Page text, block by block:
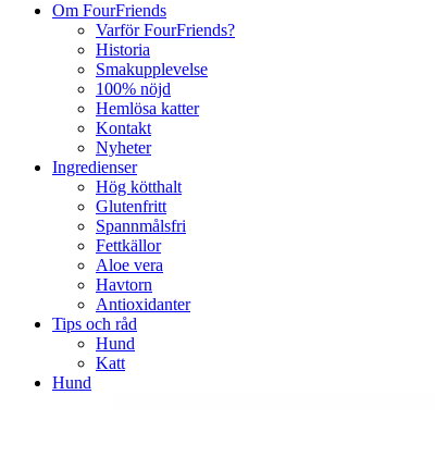
Om FourFriends
Varför FourFriends?
Historia
Smakupplevelse
100% nöjd
Hemlösa katter
Kontakt
Nyheter
Ingredienser
Hög kötthalt
Glutenfritt
Spannmålsfri
Fettkällor
Aloe vera
Havtorn
Antioxidanter
Tips och råd
Hund
Katt
Hund